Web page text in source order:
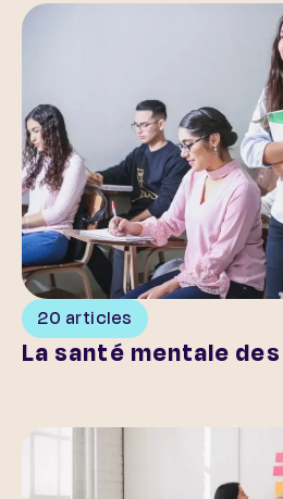
20 articles
La santé mentale
La santé mentale des jeunes
Au cœur de l’association